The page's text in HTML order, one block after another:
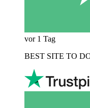
vor 1 Tag
BEST SITE TO